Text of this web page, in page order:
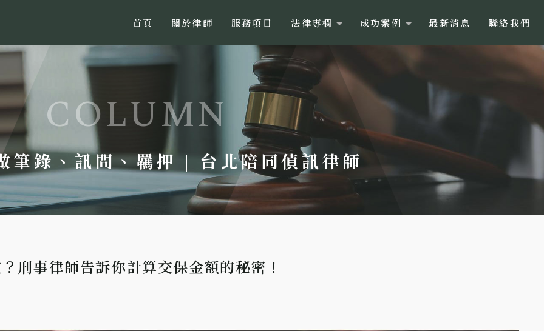
首頁 關於律師 服務項目 法律專欄 成功案例 最新消息 聯絡我們
筆錄、訊問、羈押 | 台北陪同偵訊律師
刑事律師告訴你計算交保金額的秘密！